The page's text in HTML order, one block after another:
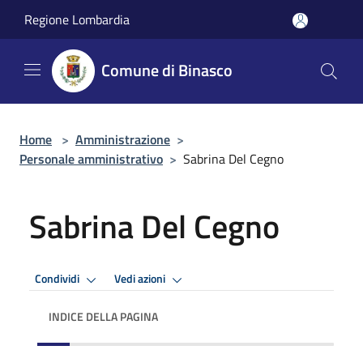
Regione Lombardia
Comune di Binasco
Home > Amministrazione >
Personale amministrativo > Sabrina Del Cegno
Sabrina Del Cegno
Condividi Vedi azioni
INDICE DELLA PAGINA